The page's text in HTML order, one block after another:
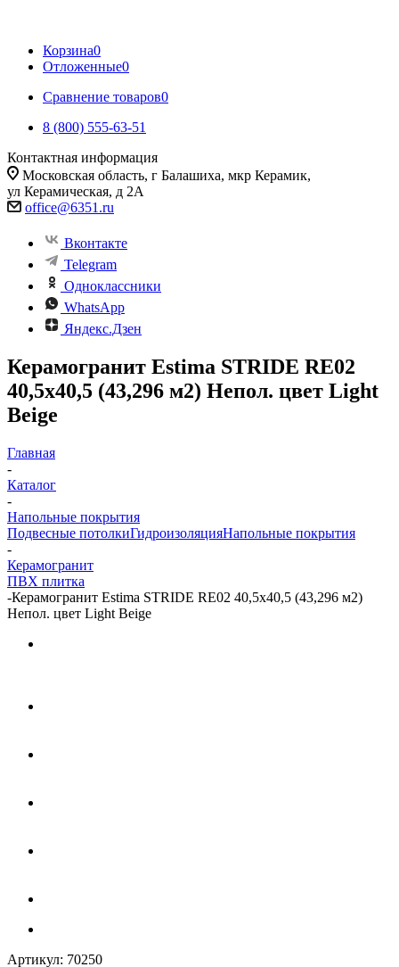
Корзина0
Отложенные0
Сравнение товаров0
8 (800) 555-63-51
Контактная информация
Московская область, г Балашиха, мкр Керамик,
ул Керамическая, д 2А
office@6351.ru
Вконтакте
Telegram
Одноклассники
WhatsApp
Яндекс.Дзен
Керамогранит Estima STRIDE RE02
40,5x40,5 (43,296 м2) Непол. цвет Light
Beige
Главная
-
Каталог
-
Напольные покрытия
Подвесные потолкиГидроизоляцияНапольные покрытия
-
Керамогранит
ПВХ плитка
-Керамогранит Estima STRIDE RE02 40,5x40,5 (43,296 м2)
Непол. цвет Light Beige
Артикул: 70250